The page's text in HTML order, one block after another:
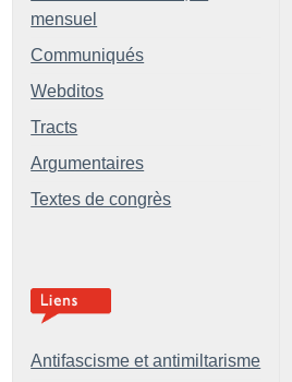
mensuel
Communiqués
Webditos
Tracts
Argumentaires
Textes de congrès
Antifascisme et antimiltarisme